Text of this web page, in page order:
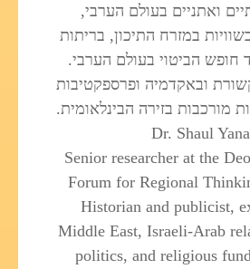
ואתניים בעולם הערבי,
במזרח התיכון, בריתות
חופש הביטוי בעולם הערבי.
ובאקדמיה ופרספקטיבות
מורכבות בזירה הבינלאומית.
Dr. Shaul
Senior researcher at the
Forum for Regional
Historian and publicist,
Middle East, Israeli-Arab
politics, and religious